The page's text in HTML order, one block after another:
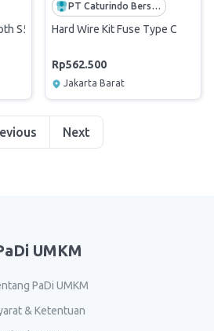
S5 Stereo Wireless Super Bass Salon
PT Caturindo Bersama Cemerlang
Hard Wire Kit Fuse Type C
Rp562.500
Jakarta Barat
Next
UMKM
PaDi UMKM
& Ketentuan